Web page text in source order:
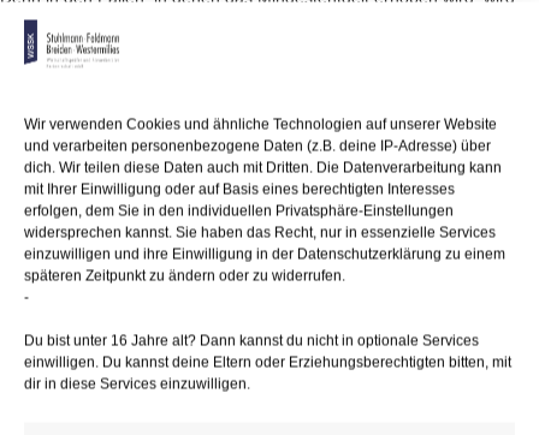
Wir verwenden Cookies und ähnliche Technologien auf unserer Website
und verarbeiten personenbezogene Daten (z.B. deine IP-Adresse) über
dich. Wir teilen diese Daten auch mit Dritten. Die Datenverarbeitung kann
mit Ihrer Einwilligung oder auf Basis eines berechtigten Interesses
erfolgen, dem Sie in den individuellen Privatsphäre-Einstellungen
widersprechen kannst. Sie haben das Recht, nur in essenzielle Services
einzuwilligen und ihre Einwilligung in der Datenschutzerklärung zu einem
späteren Zeitpunkt zu ändern oder zu widerrufen.
-
Du bist unter 16 Jahre alt? Dann kannst du nicht in optionale Services
einwilligen. Du kannst deine Eltern oder Erziehungsberechtigten bitten, mit
dir in diese Services einzuwilligen.
unabhängig
von der Laufzeit des Darlehens ein Bearbeitungsaufwand der Bank auf
den Kunden
gesetzlichen
Regelung ab. Denn der Preis für eine geduldete Überziehung, bei der
es sich um ein Verbraucherdarlehen handelt, ist ein Zins und damit
allein eine
laufzeitabhängige Vergütung der Kapitalüberlassung, in die der
Aufwand für die Bearbeitung einzupreisen ist.
28/06/2017 / Rechtsgebiete, WSSK